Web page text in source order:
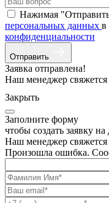
Нажимая
персональных данных в
конфиденциальности
Отправить
Заявка отправлена!
Наш менеджер
Закрыть
Заполните форму
чтобы создать заявку
Наш менеджер
Произошла ошибка.